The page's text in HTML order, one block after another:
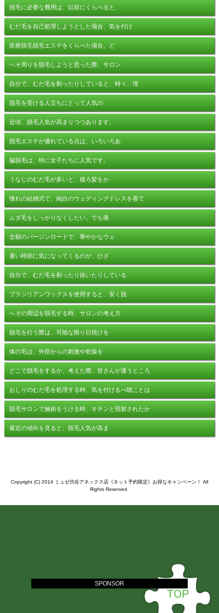
脱毛に必要な費用は、以前にくらべると、
むだ毛を自己処理しようとした場合、気を付け
医療脱毛脱毛エステをくらべた場合、ど
へそ周りを脱毛しようと思った際、サロン
自分で、むだ毛を剃ったりしていると、時々、埋
脱毛を受ける人立ちにとって人気の
近頃、脱毛人気が高まりつつあります。
脱毛エステが優れている点は、いろいろあ
脇脱毛は、特に女子たちに人気です。
うなじのむだ毛が多いと、後ろ髪をか
憧れの結婚式で、純白のウェディングドレスを着て
ムダ毛をしっかりなくしたい。でも痛
念願のバージンロードで、華やかなウェ
暑い時節に気になってくるのが、ひざ
自分で、むだ毛を剃ったり抜いたりしている
ブラジリアンワックスを使用すると、安く脱
へその周辺を脱毛する時、サロンの考え方
脱毛を行う際は、可能な限り日焼けを
体の毛は、外部からの刺激や乾燥を
どこで脱毛をするか、考えた際、皆さんが通うところ
おしりのむだ毛を処理する時、気を付けるべ聴ことは
脱毛サロンで施術をうける時、キチンと照射されたか
最近の傾向を見ると、脱毛人気が高ま
Copyright (C) 2014 ミュゼ渋谷アネックス店《ネット予約限定》お得なキャンペーン！ All
Rights Reserved.
SPONSOR